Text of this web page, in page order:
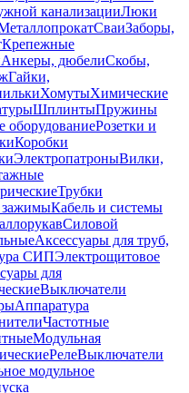
канализацииЛюки
СваиЗаборы,
Крепежные
Анкеры, дюбелиСкобы,
Гайки,
ХомутыХимические
ШплинтыПружины
оборудованиеРозетки и
Коробки
ЭлектропатроныВилки,
Трубки
Кабель и системы
Силовой
Аксессуары для труб,
СИПЭлектрощитовое
для
Выключатели
Аппаратура
Частотные
Модульная
РелеВыключатели
модульное